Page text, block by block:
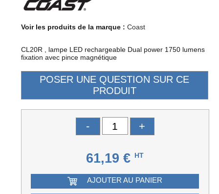
Voir les produits de la marque : Coast
CL20R , lampe LED rechargeable Dual power 1750 lumens
fixation avec pince magnétique
- +
61,19 € HT
AJOUTER AU PANIER